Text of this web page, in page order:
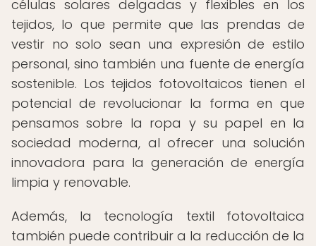
células solares delgadas y flexibles en los
tejidos, lo que permite que las prendas de
vestir no solo sean una expresión de estilo
personal, sino también una fuente de energía
sostenible. Los tejidos fotovoltaicos tienen el
potencial de revolucionar la forma en que
pensamos sobre la ropa y su papel en la
sociedad moderna, al ofrecer una solución
innovadora para la generación de energía
limpia y renovable.
Además, la tecnología textil fotovoltaica
también puede contribuir a la reducción de la